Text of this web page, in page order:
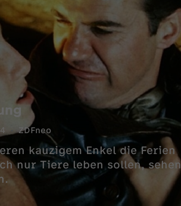
ZDFneo
kauzigem Enkel die Ferien
nur Tiere leben sollen, sehen